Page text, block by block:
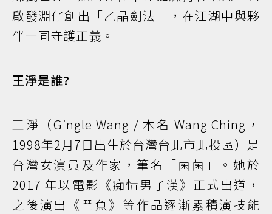
啟發淵仔創出「乙晶劍法」，在江湖中與夥
伴一同守護正義。
王淨是誰?
王淨（Gingle Wang / 本名 Wang Ching，
1998年2月7日出生於台灣台北市北投區）是
台灣女演員及作家，筆名「菌菌」。她於
2017 年以電影《痴情男子漢》正式出道，
之後演出《鬥魚》等作品逐漸累積演技能